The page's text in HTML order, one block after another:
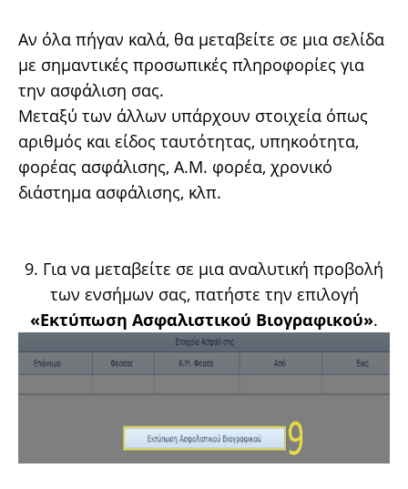
Αν όλα πήγαν καλά, θα μεταβείτε σε μια σελίδα
με σημαντικές προσωπικές πληροφορίες για
την ασφάλιση σας.
Μεταξύ των άλλων υπάρχουν στοιχεία όπως
αριθμός και είδος ταυτότητας, υπηκοότητα,
φορέας ασφάλισης, Α.Μ. φορέα, χρονικό
διάστημα ασφάλισης, κλπ.
9. Για να μεταβείτε σε μια αναλυτική προβολή
των ενσήμων σας, πατήστε την επιλογή
«Εκτύπωση Ασφαλιστικού Βιογραφικού».